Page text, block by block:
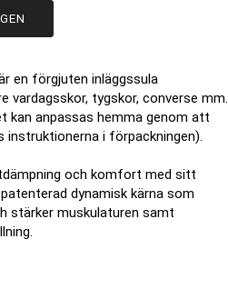
en förgjuten inläggssula
vardagsskor, tygskor, converse mm.
anpassas hemma genom att
instruktionerna i förpackningen).
och komfort med sitt
dynamisk kärna som
stärker muskulaturen samt